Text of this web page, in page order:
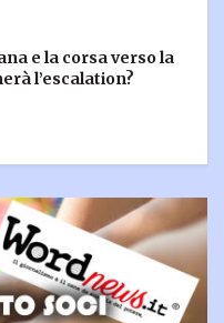
e la corsa verso la
l’escalation?